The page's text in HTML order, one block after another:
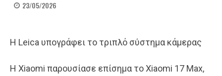
23/05/2026
Η Leica υπογράφει το τριπλό σύστημα κάμερας
Η Xiaomi παρουσίασε επίσημα το Xiaomi 17 Max,